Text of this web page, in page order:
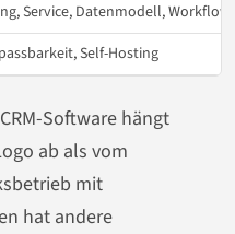
Service, Datenmodell,
Self-Hosting
Software hängt
ab als vom
mit
hat andere